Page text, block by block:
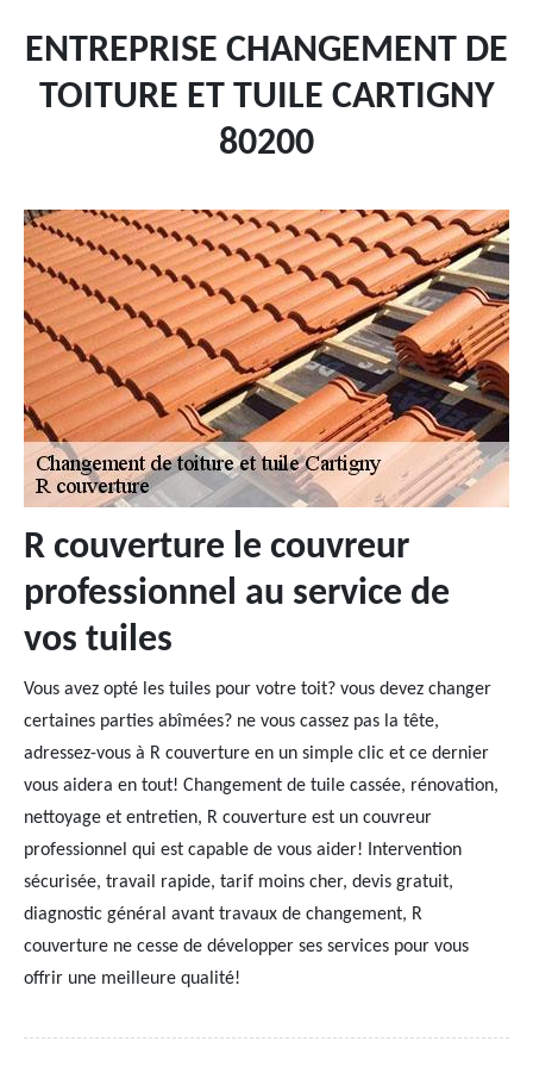
ENTREPRISE CHANGEMENT DE
TOITURE ET TUILE CARTIGNY
80200
R couverture le couvreur
professionnel au service de
vos tuiles
Vous avez opté les tuiles pour votre toit? vous devez changer
certaines parties abîmées? ne vous cassez pas la tête,
adressez-vous à R couverture en un simple clic et ce dernier
vous aidera en tout! Changement de tuile cassée, rénovation,
nettoyage et entretien, R couverture est un couvreur
professionnel qui est capable de vous aider! Intervention
sécurisée, travail rapide, tarif moins cher, devis gratuit,
diagnostic général avant travaux de changement, R
couverture ne cesse de développer ses services pour vous
offrir une meilleure qualité!